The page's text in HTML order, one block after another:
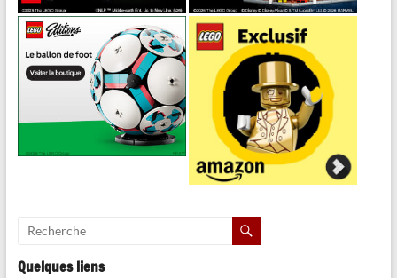
Quelques liens